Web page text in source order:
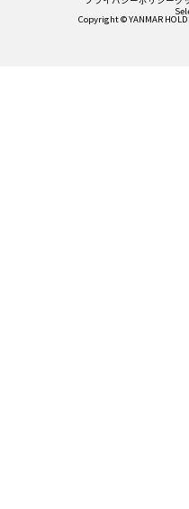
Copyright © YANMAR